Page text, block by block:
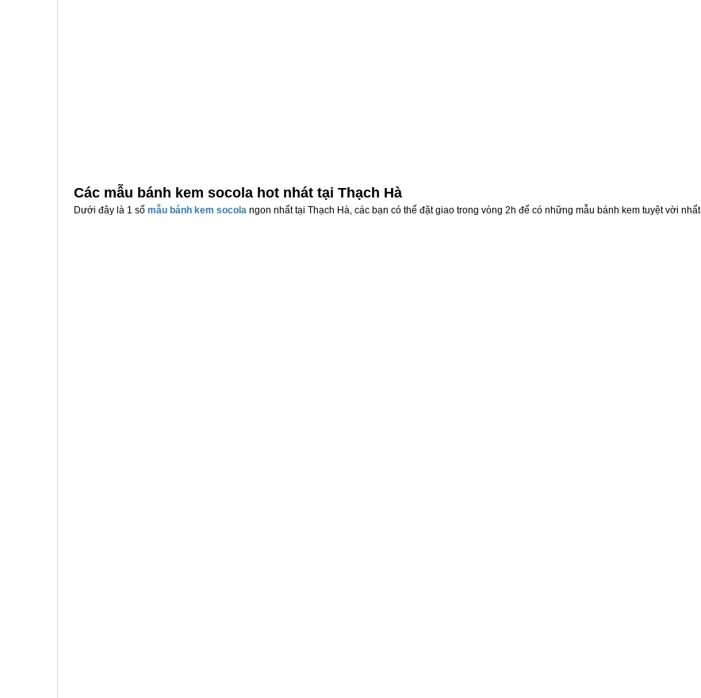
Các mẫu bánh kem socola hot nhát tại Thạch Hà
Dưới đây là 1 số mẫu bánh kem socola ngon nhất tại Thạch Hà, các bạn có thể đặt giao trong vòng 2h để có những mẫu bánh kem tuyệt vời nhất